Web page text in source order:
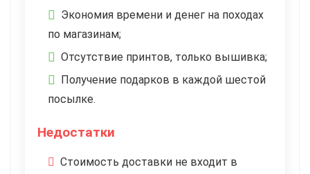
Экономия времени и денег на походах
по магазинам;
Отсутствие принтов, только вышивка;
Получение подарков в каждой шестой
посылке.
Недостатки
Стоимость доставки не входит в